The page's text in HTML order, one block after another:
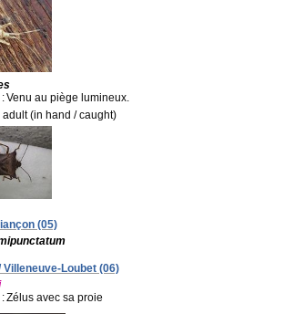
Venu au piège lumineux.
adult (in hand / caught)
(05)
Villeneuve-Loubet (06)
Zélus avec sa proie